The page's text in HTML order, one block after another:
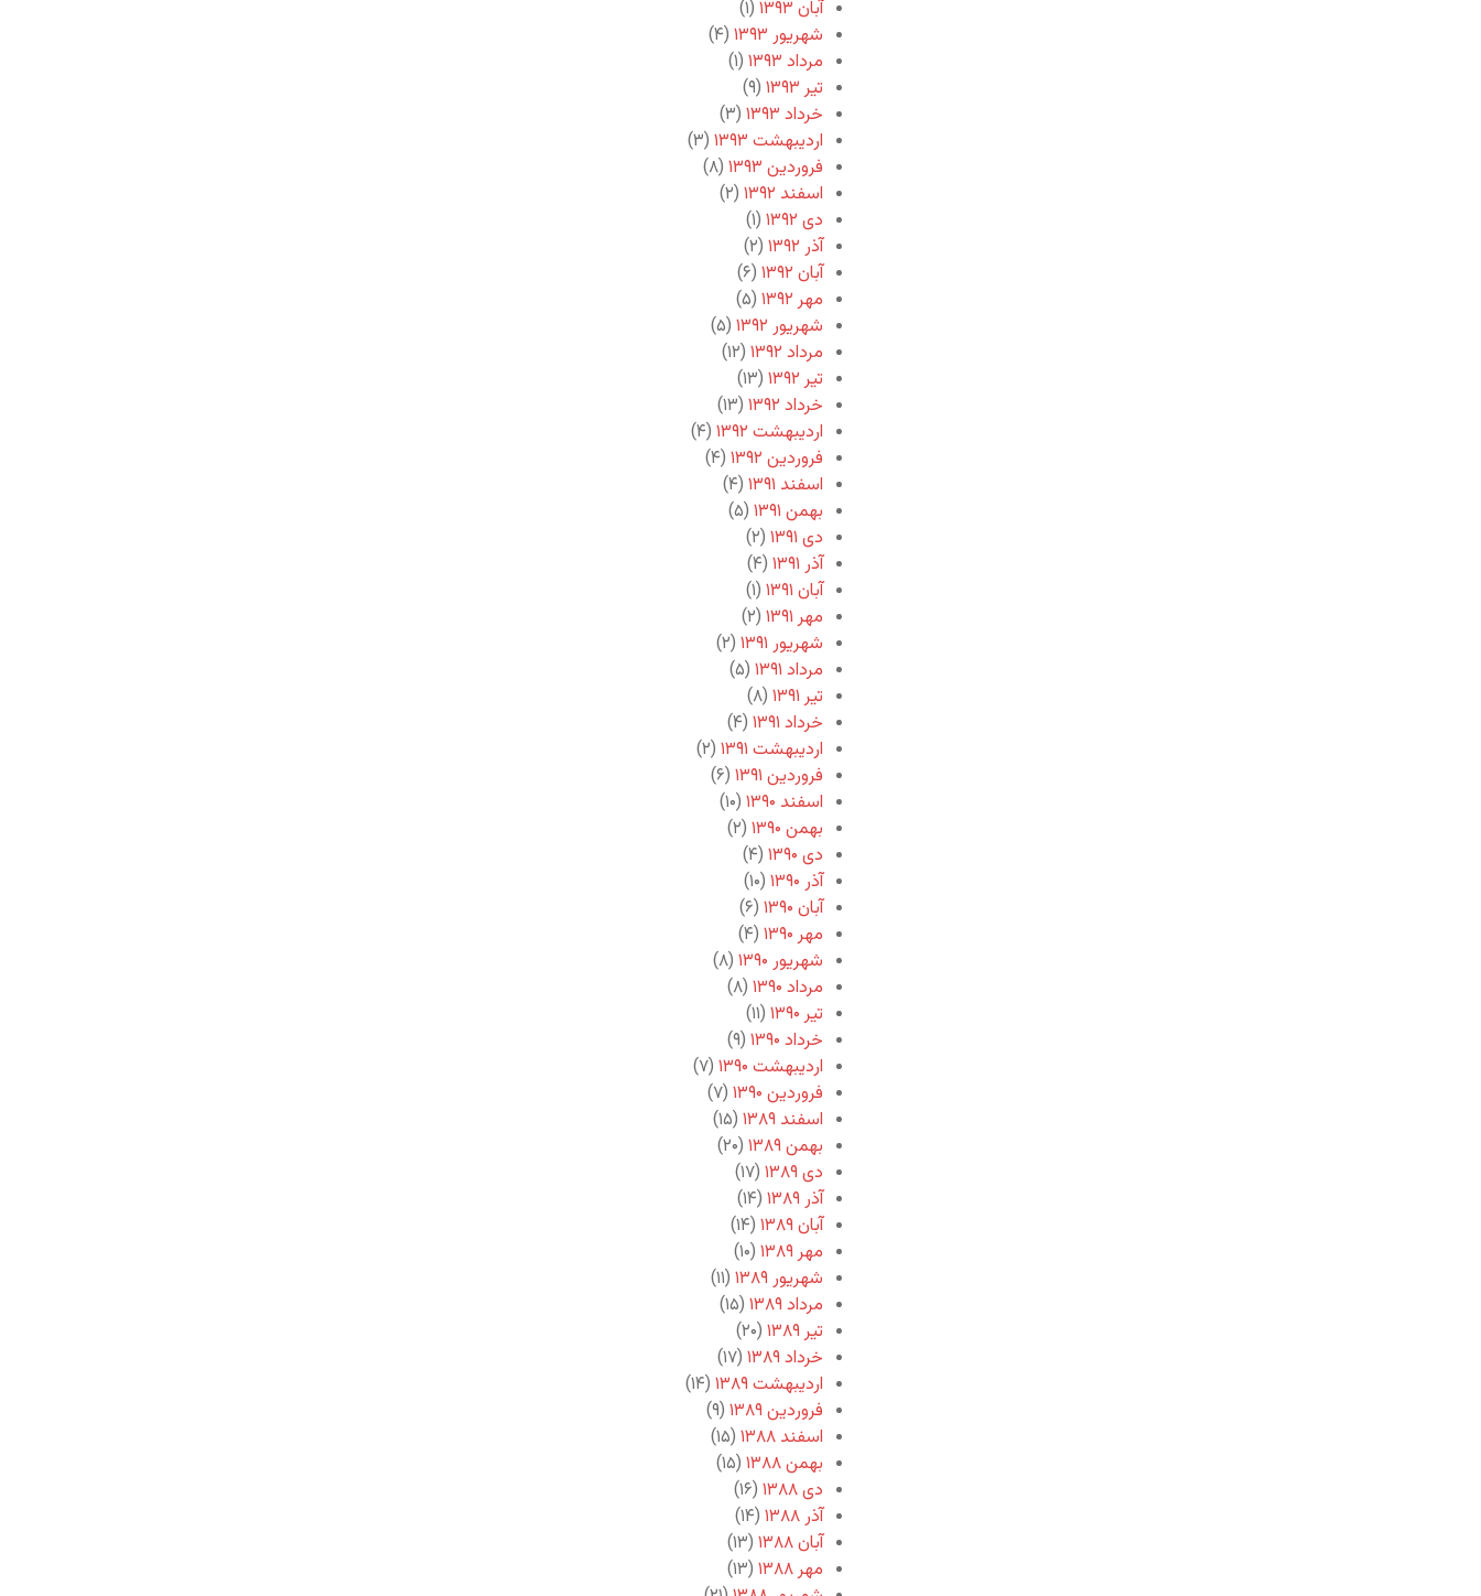
آبان ۱۳۹۳
(۱)
شهریور ۱۳۹۳
(۴)
مرداد ۱۳۹۳
(۱)
تیر ۱۳۹۳
(۹)
خرداد ۱۳۹۳
(۳)
اردیبهشت ۱۳۹۳
(۳)
فروردین ۱۳۹۳
(۸)
اسفند ۱۳۹۲
(۲)
دی ۱۳۹۲
(۱)
آذر ۱۳۹۲
(۲)
آبان ۱۳۹۲
(۶)
مهر ۱۳۹۲
(۵)
شهریور ۱۳۹۲
(۵)
مرداد ۱۳۹۲
(۱۲)
تیر ۱۳۹۲
(۱۳)
خرداد ۱۳۹۲
(۱۳)
اردیبهشت ۱۳۹۲
(۴)
فروردین ۱۳۹۲
(۴)
اسفند ۱۳۹۱
(۴)
بهمن ۱۳۹۱
(۵)
دی ۱۳۹۱
(۲)
آذر ۱۳۹۱
(۴)
آبان ۱۳۹۱
(۱)
مهر ۱۳۹۱
(۲)
شهریور ۱۳۹۱
(۲)
مرداد ۱۳۹۱
(۵)
تیر ۱۳۹۱
(۸)
خرداد ۱۳۹۱
(۴)
اردیبهشت ۱۳۹۱
(۲)
فروردین ۱۳۹۱
(۶)
اسفند ۱۳۹۰
(۱۰)
بهمن ۱۳۹۰
(۲)
دی ۱۳۹۰
(۴)
آذر ۱۳۹۰
(۱۰)
آبان ۱۳۹۰
(۶)
مهر ۱۳۹۰
(۴)
شهریور ۱۳۹۰
(۸)
مرداد ۱۳۹۰
(۸)
تیر ۱۳۹۰
(۱۱)
خرداد ۱۳۹۰
(۹)
اردیبهشت ۱۳۹۰
(۷)
فروردین ۱۳۹۰
(۷)
اسفند ۱۳۸۹
(۱۵)
بهمن ۱۳۸۹
(۲۰)
دی ۱۳۸۹
(۱۷)
آذر ۱۳۸۹
(۱۴)
آبان ۱۳۸۹
(۱۴)
مهر ۱۳۸۹
(۱۰)
شهریور ۱۳۸۹
(۱۱)
مرداد ۱۳۸۹
(۱۵)
تیر ۱۳۸۹
(۲۰)
خرداد ۱۳۸۹
(۱۷)
اردیبهشت ۱۳۸۹
(۱۴)
فروردین ۱۳۸۹
(۹)
اسفند ۱۳۸۸
(۱۵)
بهمن ۱۳۸۸
(۱۵)
دی ۱۳۸۸
(۱۶)
آذر ۱۳۸۸
(۱۴)
آبان ۱۳۸۸
(۱۳)
مهر ۱۳۸۸
(۱۳)